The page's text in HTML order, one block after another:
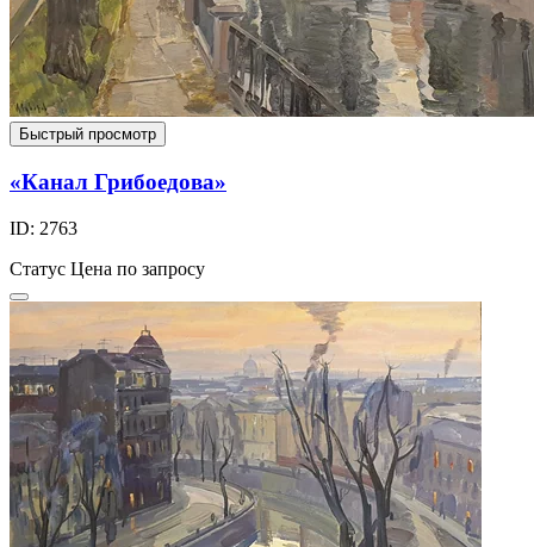
Быстрый просмотр
«Канал Грибоедова»
ID: 2763
Статус Цена по запросу